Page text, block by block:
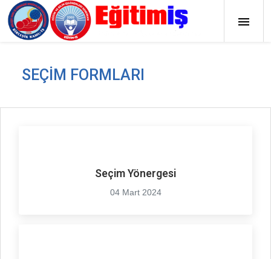
SEÇIM FORMLARI
Seçim Yönergesi
04 Mart 2024